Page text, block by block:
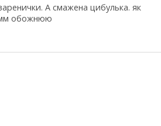
А смажена цибулька. як
обожнюю